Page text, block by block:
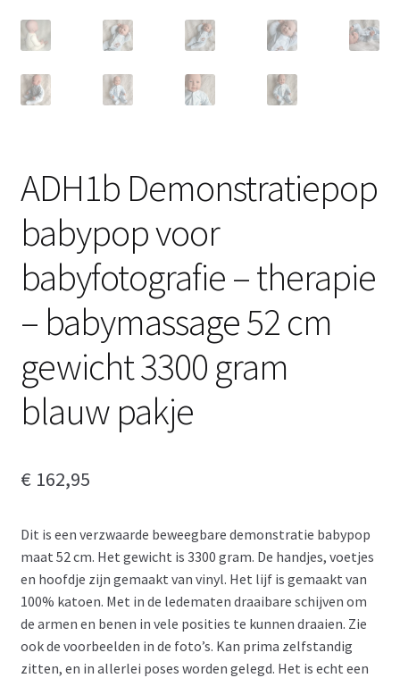
ADH1b Demonstratiepop
babypop voor
babyfotografie – therapie
– babymassage 52 cm
gewicht 3300 gram
blauw pakje
€ 162,95
Dit is een verzwaarde beweegbare demonstratie babypop
maat 52 cm. Het gewicht is 3300 gram. De handjes, voetjes
en hoofdje zijn gemaakt van vinyl. Het lijf is gemaakt van
100% katoen. Met in de ledematen draaibare schijven om
de armen en benen in vele posities te kunnen draaien. Zie
ook de voorbeelden in de foto’s. Kan prima zelfstandig
zitten, en in allerlei poses worden gelegd. Het is echt een